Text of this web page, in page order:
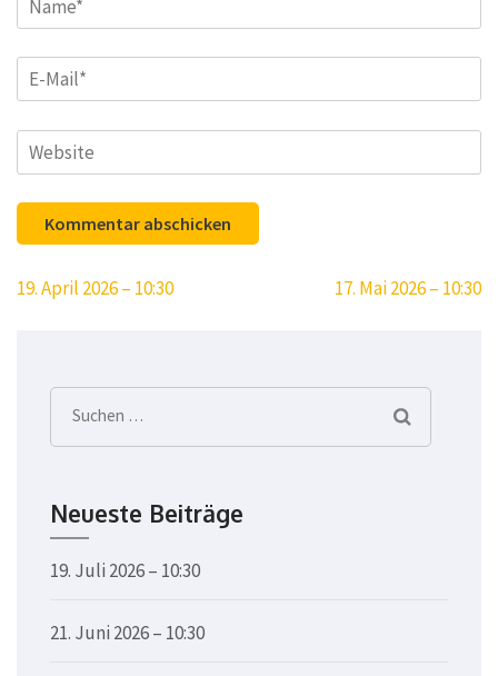
E-
Mail*
Website
Beitragsnavigation
19. April 2026 – 10:30 17. Mai 2026 – 10:30
Suchen
nach:
Neueste Beiträge
19. Juli 2026 – 10:30
21. Juni 2026 – 10:30